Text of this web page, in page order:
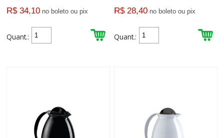
R$ 34,10 no boleto ou pix
Quant.:
R$ 28,40 no boleto ou pix
Quant.: